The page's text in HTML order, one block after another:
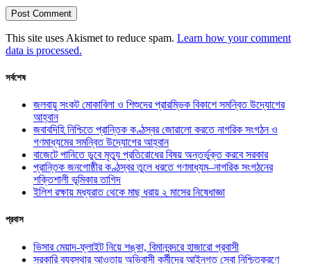
This site uses Akismet to reduce spam. Learn how your comment
data is processed.
সর্বশেষ
জলবায়ু সংকট মোকাবিলা ও শিশুদের প্রারম্ভিক বিকাশে সমন্বিত উদ্যোগের
আহ্বান
জবাবদিহি নিশ্চিতে প্রান্তিক কণ্ঠস্বর জোরালো করতে নাগরিক সংগঠন ও
গণমাধ্যমের সমন্বিত উদ্যোগের আহ্বান
বাজেটে পানিতে ডুবে মৃত্যু প্রতিরোধের বিষয় অন্তর্ভুক্ত করবে সরকার
প্রান্তিক জনগোষ্ঠীর কণ্ঠস্বর তুলে ধরতে গণমাধ্যম–নাগরিক সংগঠনের
শক্তিশালী ভূমিকার তাগিদ
ইলিশ রক্ষায় মধ্যরাত থেকে মাছ ধরায় ২ মাসের নিষেধাজ্ঞা
প্রবাস
ভিসার মেয়াদ-ফ্লাইট নিয়ে শঙ্কা, বিমানবন্দরে হাজারো প্রবাসী
সরকারি ব্যবস্থার আওতায় অভিবাসী কর্মীদের আইনগত সেবা নিশ্চিতকরণে